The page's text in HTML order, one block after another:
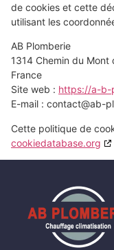
de cookies et cette
utilisant les
AB Plomberie
1314 Chemin du
France
Site web : https://a-b-
E-mail : contact@ab-
Cette politique de
cookiedatabase.org